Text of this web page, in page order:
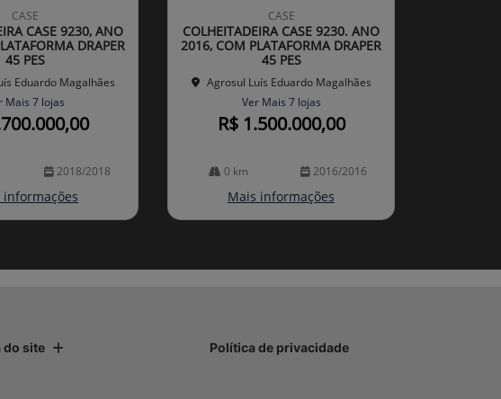
CASE
CASE 9230, ANO
DRAPER
45 PES
Eduardo Magalhães
Mais 7 lojas
2018/2018
informações
arti
lhe
CASE
COLHEITADEIRA CASE 9230. ANO
2016, COM PLATAFORMA DRAPER
45 PES
Agrosul Luís Eduardo Magalhães
Ver Mais 7 lojas
R$ 1.500.000,00
0 km 2016/2016
Mais informações
do site Política de privacidade